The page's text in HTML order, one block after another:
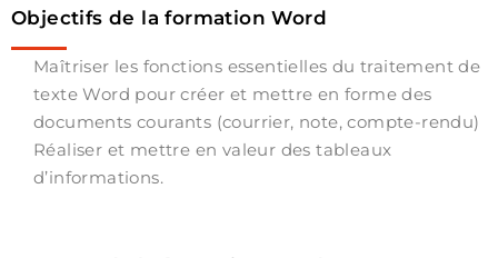
Objectifs de la formation Word
Maîtriser les fonctions essentielles du traitement de
texte Word pour créer et mettre en forme des
documents courants (courrier, note, compte-rendu)
Réaliser et mettre en valeur des tableaux
d’informations.